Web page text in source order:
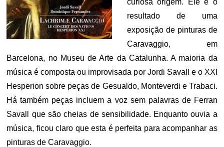
resultado de uma
exposição de pinturas de
Caravaggio, em
Barcelona, no Museu de Arte da Catalunha. A maioria da
música é composta ou improvisada por Jordi Savall e o XXI
Hesperion sobre peças de Gesualdo, Monteverdi e Trabaci.
Há também peças incluem a voz sem palavras de Ferran
Savall que são cheias de sensibilidade. Enquanto ouvia a
música, ficou claro que esta é perfeita para acompanhar as
pinturas de Caravaggio.